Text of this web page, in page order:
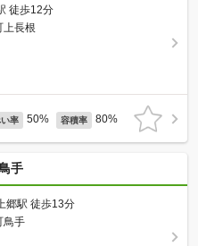
徒歩12分
上長根
率 50% 容積率 80%
手
郷駅 徒歩13分
鳥手